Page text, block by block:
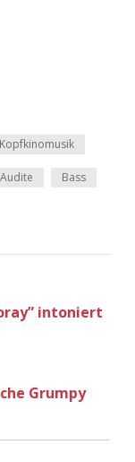
Kopfkinomusik
Audite Bass
intoniert
Grumpy